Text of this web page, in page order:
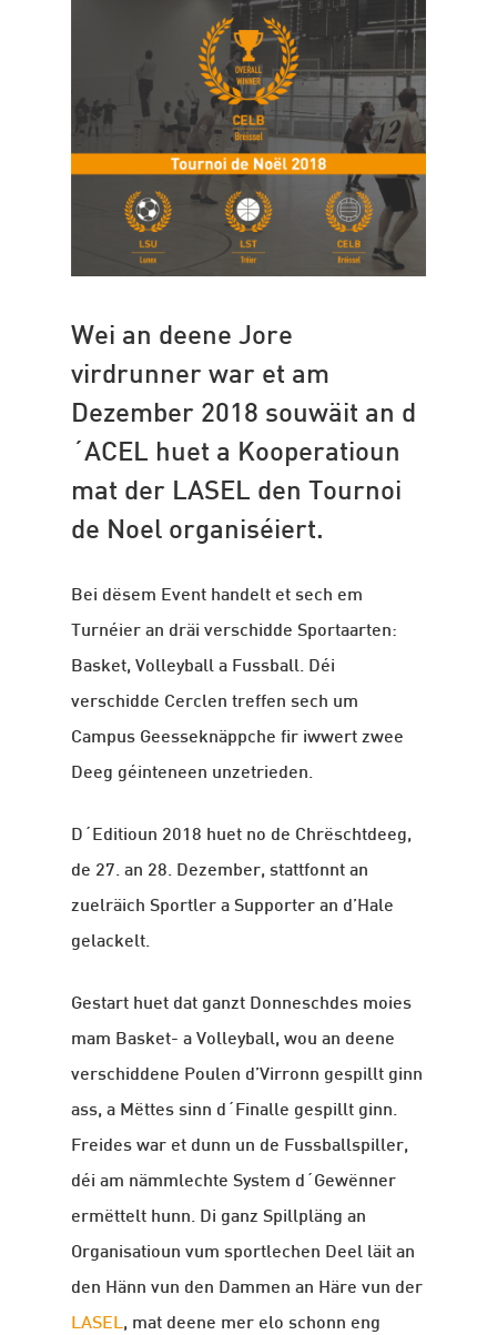
Wei an deene Jore
virdrunner war et am
Dezember 2018 souwäit an d
´ACEL huet a Kooperatioun
mat der LASEL den Tournoi
de Noel organiséiert.
Bei dësem Event handelt et sech em
Turnéier an dräi verschidde Sportaarten:
Basket, Volleyball a Fussball. Déi
verschidde Cerclen treffen sech um
Campus Geesseknäppche fir iwwert zwee
Deeg géinteneen unzetrieden.
D´Editioun 2018 huet no de Chrëschtdeeg,
de 27. an 28. Dezember, stattfonnt an
zuelräich Sportler a Supporter an d’Hale
gelackelt.
Gestart huet dat ganzt Donneschdes moies
mam Basket- a Volleyball, wou an deene
verschiddene Poulen d’Virronn gespillt ginn
ass, a Mëttes sinn d´Finalle gespillt ginn.
Freides war et dunn un de Fussballspiller,
déi am nämmlechte System d´Gewënner
ermëttelt hunn. Di ganz Spillpläng an
Organisatioun vum sportlechen Deel läit an
den Hänn vun den Dammen an Häre vun der
LASEL, mat deene mer elo schonn eng